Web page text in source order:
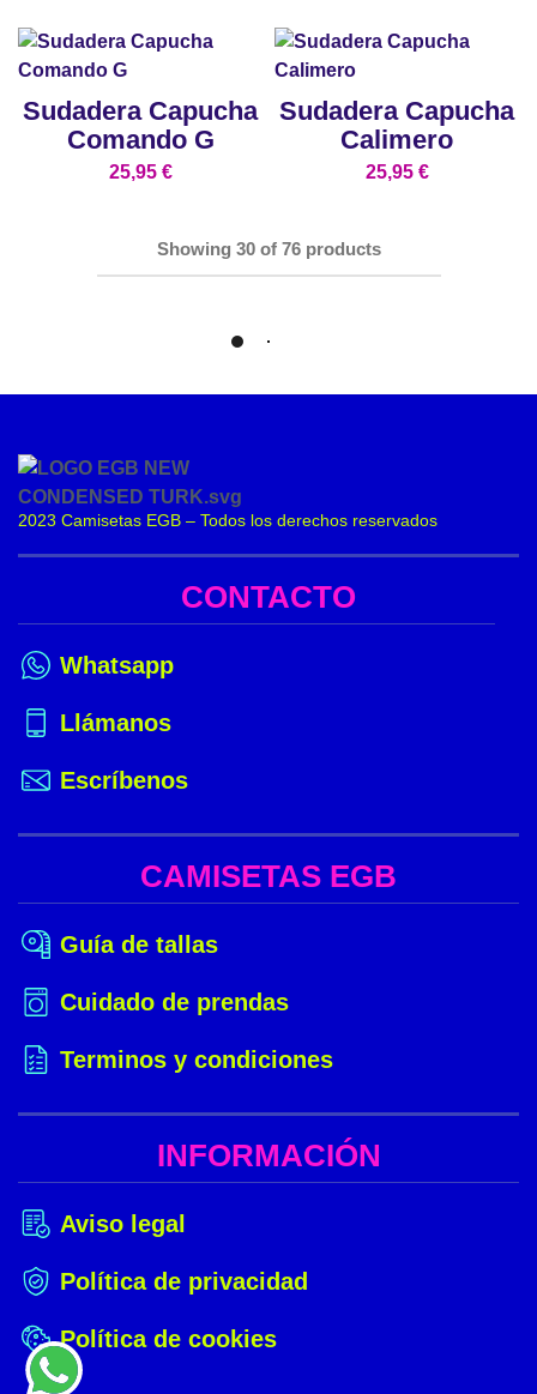
Sudadera Capucha
Comando G
25,95 €
Sudadera Capucha
Calimero
25,95 €
Showing 30 of 76 products
Load More
2023 Camisetas EGB – Todos los derechos reservados
¿NECESITAS
CONTACTO
Whatsapp
Llámanos
Escríbenos
CAMISETAS EGB
Guía de tallas
Cuidado de prendas
Terminos y condiciones
INFORMACIÓN
Aviso legal
Política de privacidad
Política de cookies